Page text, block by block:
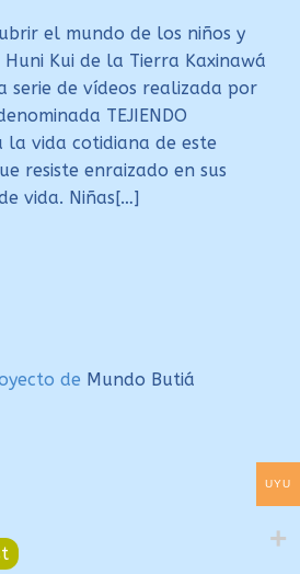
el mundo de los niños y
Kui de la Tierra Kaxinawá
serie de vídeos realizada por
TEJIENDO
la vida cotidiana de este
resiste enraizado en sus
vida. Niñas[…]
de Mundo Butiá
UYU